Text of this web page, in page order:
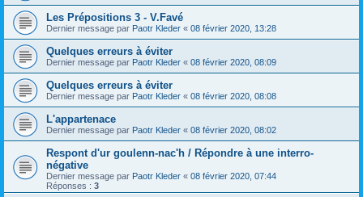
Les Prépositions 3 - V.Favé
Dernier message par Paotr Kleder « 08 février 2020, 13:28
Quelques erreurs à éviter
Dernier message par Paotr Kleder « 08 février 2020, 08:09
Quelques erreurs à éviter
Dernier message par Paotr Kleder « 08 février 2020, 08:08
L'appartenace
Dernier message par Paotr Kleder « 08 février 2020, 08:02
Respont d'ur goulenn-nac'h / Répondre à une interro-
négative
Dernier message par Paotr Kleder « 08 février 2020, 07:44
Réponses : 3